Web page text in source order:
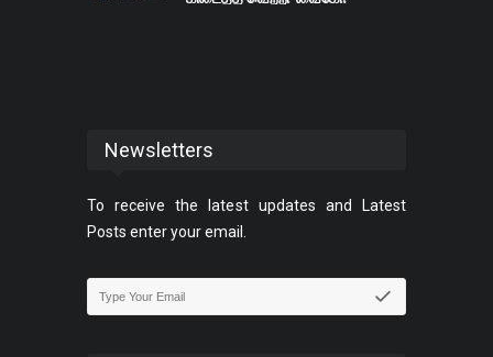
Newsletters
To receive the latest updates and Latest
Posts enter your email.